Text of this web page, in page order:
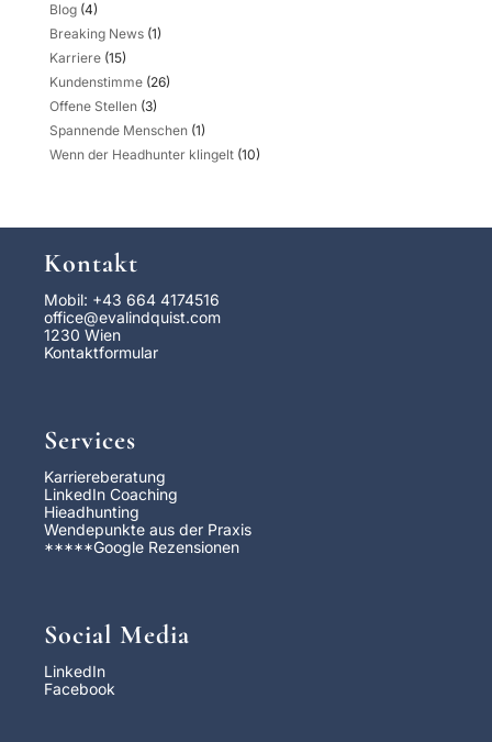
Blog(4)
Breaking News(1)
Karriere(15)
Kundenstimme(26)
Offene Stellen(3)
Spannende Menschen(1)
Wenn der Headhunter klingelt(10)
Kontakt
Mobil: +43 664 4174516
office@evalindquist.com
1230 Wien
Kontaktformular
Services
Karriereberatung
LinkedIn Coaching
Hieadhunting
Wendepunkte aus der Praxis
*****Google Rezensionen
Social Media
LinkedIn
Facebook